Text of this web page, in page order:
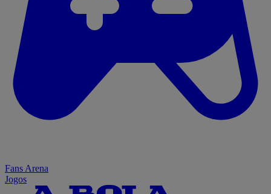
Fans Arena
Jogos